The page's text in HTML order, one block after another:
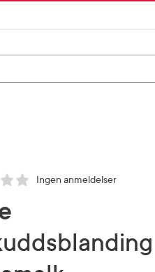
Ingen anmeldelser